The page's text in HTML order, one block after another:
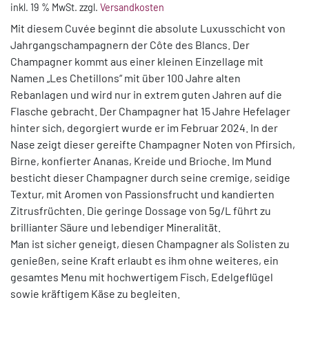
inkl. 19 % MwSt. zzgl. Versandkosten
Mit diesem Cuvée beginnt die absolute Luxusschicht von
Jahrgangschampagnern der Côte des Blancs. Der
Champagner kommt aus einer kleinen Einzellage mit
Namen „Les Chetillons“ mit über 100 Jahre alten
Rebanlagen und wird nur in extrem guten Jahren auf die
Flasche gebracht. Der Champagner hat 15 Jahre Hefelager
hinter sich, degorgiert wurde er im Februar 2024. In der
Nase zeigt dieser gereifte Champagner Noten von Pfirsich,
Birne, konfierter Ananas, Kreide und Brioche. Im Mund
besticht dieser Champagner durch seine cremige, seidige
Textur, mit Aromen von Passionsfrucht und kandierten
Zitrusfrüchten. Die geringe Dossage von 5g/L führt zu
brillianter Säure und lebendiger Mineralität.
Man ist sicher geneigt, diesen Champagner als Solisten zu
genießen, seine Kraft erlaubt es ihm ohne weiteres, ein
gesamtes Menu mit hochwertigem Fisch, Edelgeflügel
sowie kräftigem Käse zu begleiten.